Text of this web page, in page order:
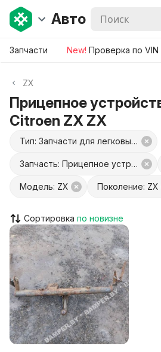
Авто
Запчасти New! Проверка по VIN
ZX
Прицепное
Citroen ZX ZX
Тип: Запчасти для легковых авто
Запчасть: Прицепное устройство (фаркоп)
Модель: ZX Поколение: ZX
Сортировка